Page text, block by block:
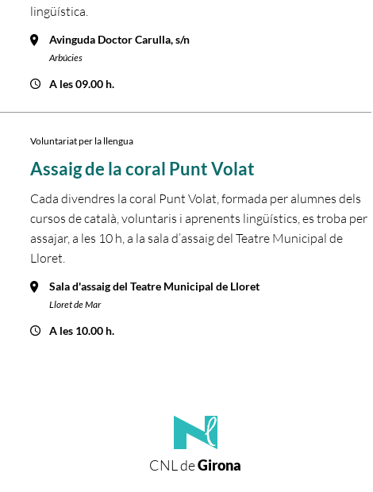
lingüística.
Avinguda Doctor Carulla, s/n
Arbúcies
A les 09.00 h.
Voluntariat per la llengua
Assaig de la coral Punt Volat
Cada divendres la coral Punt Volat, formada per alumnes dels
cursos de català, voluntaris i aprenents lingüístics, es troba per
assajar, a les 10 h, a la sala d’assaig del Teatre Municipal de
Lloret.
Sala d'assaig del Teatre Municipal de Lloret
Lloret de Mar
A les 10.00 h.
CNL deGirona